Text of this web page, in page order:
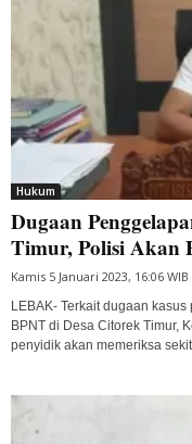
Hukum
Dugaan
Timur, Polisi Akan
Kamis 5 Januari 2023, 16:06 WIB
LEBAK- Terkait dugaan
BPNT di Desa Citorek Timur,
penyidik akan memeriksa